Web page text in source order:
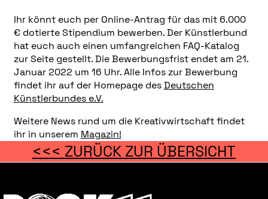
Ihr könnt euch per Online-Antrag für das mit 6.000
€ dotierte Stipendium bewerben. Der Künstlerbund
hat euch auch einen umfangreichen FAQ-Katalog
zur Seite gestellt. Die Bewerbungsfrist endet am 21.
Januar 2022 um 16 Uhr. Alle Infos zur Bewerbung
findet ihr auf der Homepage desDeutschen
Künstlerbundes e.V.
Weitere News rund um die Kreativwirtschaft findet
ihr in unserem Magazin!
<<< ZURÜCK ZUR ÜBERSICHT